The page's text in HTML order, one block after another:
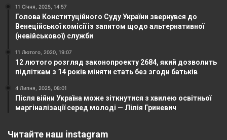
11 Січня, 2025, 14:57
Голова Конституційного Суду України звернувся до
Венеційської комісії із запитом щодо альтернативної
(невійськової) служби
11 Лютого, 2020, 19:07
12 лютого розгляд законопроекту 2684, який дозволить
підліткам з 14 років міняти стать без згоди батьків
4 Липня, 2025, 08:01
Після війни Україна може зіткнутися з хвилею освітньої
маргіналізації серед молоді — Лілія Гриневич
Читайте наш instagram